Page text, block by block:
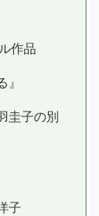
作品
圭子の別
子